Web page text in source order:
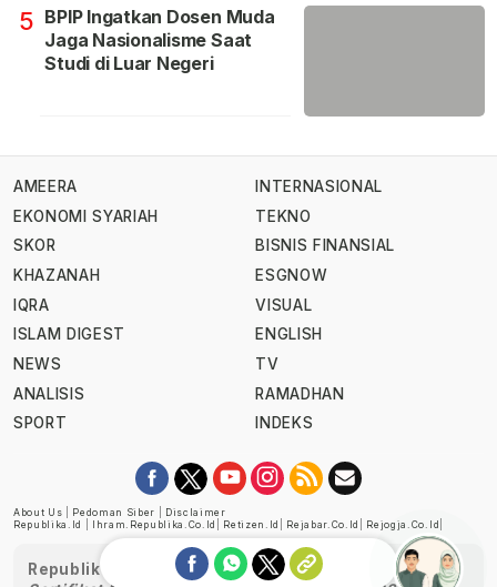
5 BPIP Ingatkan Dosen Muda
Jaga Nasionalisme Saat
Studi di Luar Negeri
AMEERA
EKONOMI SYARIAH
SKOR
KHAZANAH
IQRA
ISLAM DIGEST
NEWS
ANALISIS
SPORT
INTERNASIONAL
TEKNO
BISNIS FINANSIAL
ESGNOW
VISUAL
ENGLISH
TV
RAMADHAN
INDEKS
About Us Pedoman Siber
Disclaimer
Republika.id
Ihram.republika.co.id Retizen.id Rejabar.co.id Rejogja.co.id
Republika telah diverifikasi oleh Dewan Pers